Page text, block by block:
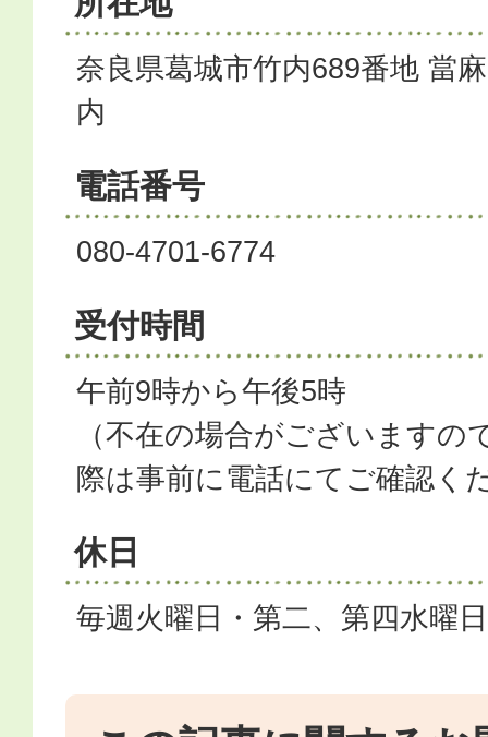
奈良県葛城市竹内689番地 當
内
電話番号
080-4701-6774
受付時間
午前9時から午後5時
（不在の場合がございますの
際は事前に電話にてご確認く
休日
毎週火曜日・第二、第四水曜日